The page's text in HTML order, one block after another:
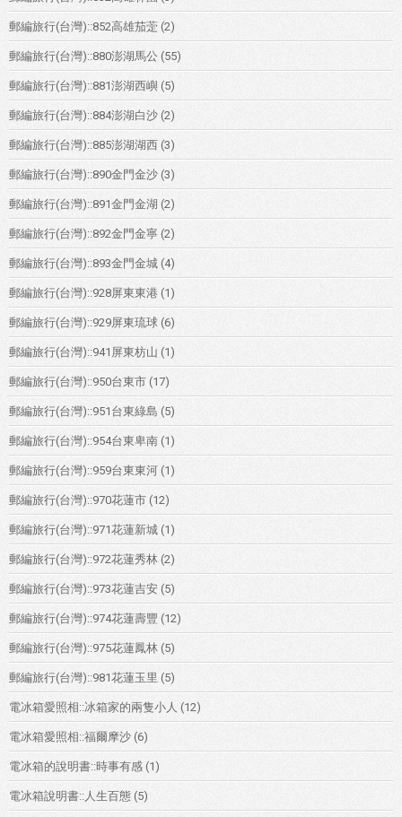
郵編旅行(台灣)::852高雄茄萣 (2)
郵編旅行(台灣)::880澎湖馬公 (55)
郵編旅行(台灣)::881澎湖西嶼 (5)
郵編旅行(台灣)::884澎湖白沙 (2)
郵編旅行(台灣)::885澎湖湖西 (3)
郵編旅行(台灣)::890金門金沙 (3)
郵編旅行(台灣)::891金門金湖 (2)
郵編旅行(台灣)::892金門金寧 (2)
郵編旅行(台灣)::893金門金城 (4)
郵編旅行(台灣)::928屏東東港 (1)
郵編旅行(台灣)::929屏東琉球 (6)
郵編旅行(台灣)::941屏東枋山 (1)
郵編旅行(台灣)::950台東市 (17)
郵編旅行(台灣)::951台東綠島 (5)
郵編旅行(台灣)::954台東卑南 (1)
郵編旅行(台灣)::959台東東河 (1)
郵編旅行(台灣)::970花蓮市 (12)
郵編旅行(台灣)::971花蓮新城 (1)
郵編旅行(台灣)::972花蓮秀林 (2)
郵編旅行(台灣)::973花蓮吉安 (5)
郵編旅行(台灣)::974花蓮壽豐 (12)
郵編旅行(台灣)::975花蓮鳳林 (5)
郵編旅行(台灣)::981花蓮玉里 (5)
電冰箱愛照相::冰箱家的兩隻小人 (12)
電冰箱愛照相::福爾摩沙 (6)
電冰箱的說明書::時事有感 (1)
電冰箱說明書::人生百態 (5)